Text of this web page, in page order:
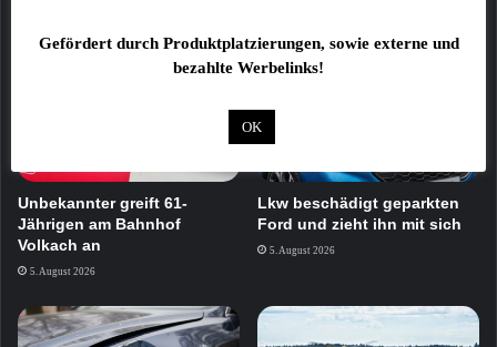
Unbekannter greift 61-
Jährigen am Bahnhof
Volkach an
5. August 2026
Lkw beschädigt geparkten
Ford und zieht ihn mit sich
5. August 2026
Gefördert durch Produktplatzierungen, sowie externe und
bezahlte Werbelinks!
OK